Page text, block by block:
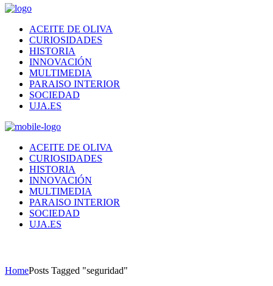
ACEITE DE OLIVA
CURIOSIDADES
HISTORIA
INNOVACIÓN
MULTIMEDIA
PARAISO INTERIOR
SOCIEDAD
UJA.ES
ACEITE DE OLIVA
CURIOSIDADES
HISTORIA
INNOVACIÓN
MULTIMEDIA
PARAISO INTERIOR
SOCIEDAD
UJA.ES
HomePosts Tagged "seguridad"